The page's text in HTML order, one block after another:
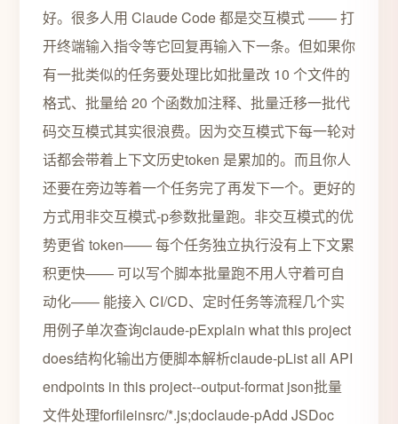
好。很多人用 Claude Code 都是交互模式 —— 打
开终端输入指令等它回复再输入下一条。但如果你
有一批类似的任务要处理比如批量改 10 个文件的
格式、批量给 20 个函数加注释、批量迁移一批代
码交互模式其实很浪费。因为交互模式下每一轮对
话都会带着上下文历史token 是累加的。而且你人
还要在旁边等着一个任务完了再发下一个。更好的
方式用非交互模式-p参数批量跑。非交互模式的优
势更省 token—— 每个任务独立执行没有上下文累
积更快—— 可以写个脚本批量跑不用人守着可自
动化—— 能接入 CI/CD、定时任务等流程几个实
用例子单次查询claude-pExplain what this project
does结构化输出方便脚本解析claude-pList all API
endpoints in this project--output-format json批量
文件处理forfileinsrc/*.js;doclaude-pAdd JSDoc